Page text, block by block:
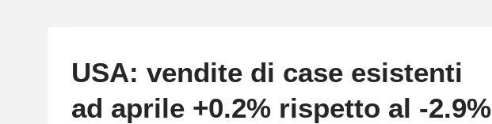
USA: vendite di case esistenti
ad aprile +0.2% rispetto al -2.9%